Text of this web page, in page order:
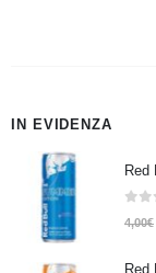
IN EVIDENZA
Red
4,00€